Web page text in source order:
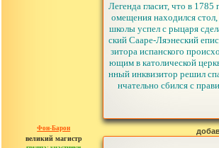
Легенда гласит, что в
омещения находился
школы успел с рыцаря
ский Сааре-Ляэнеский
зитора испанского
ющим в католической
нный инквизитор решил
нчательно сбился с
Фон-Барон
великий магистр